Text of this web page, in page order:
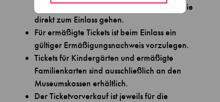
oder einem ausgedruckten Ticket können Sie
direkt zum Einlass gehen.
Für ermäßigte Tickets ist beim Einlass ein
gültiger Ermäßigungsnachweis vorzulegen.
Tickets für Kindergärten und ermäßigte
Familienkarten sind ausschließlich an den
Museumskassen erhältlich.
Der Ticketvorverkauf ist jeweils für die